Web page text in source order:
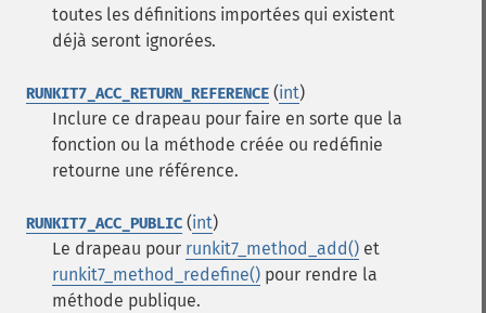
toutes les définitions importées qui existent
déjà seront ignorées.
RUNKIT7_ACC_RETURN_REFERENCE (int)
Inclure ce drapeau pour faire en sorte que la
fonction ou la méthode créée ou redéfinie
retourne une référence.
RUNKIT7_ACC_PUBLIC (int)
Le drapeau pour runkit7_method_add() et
runkit7_method_redefine() pour rendre la
méthode publique.